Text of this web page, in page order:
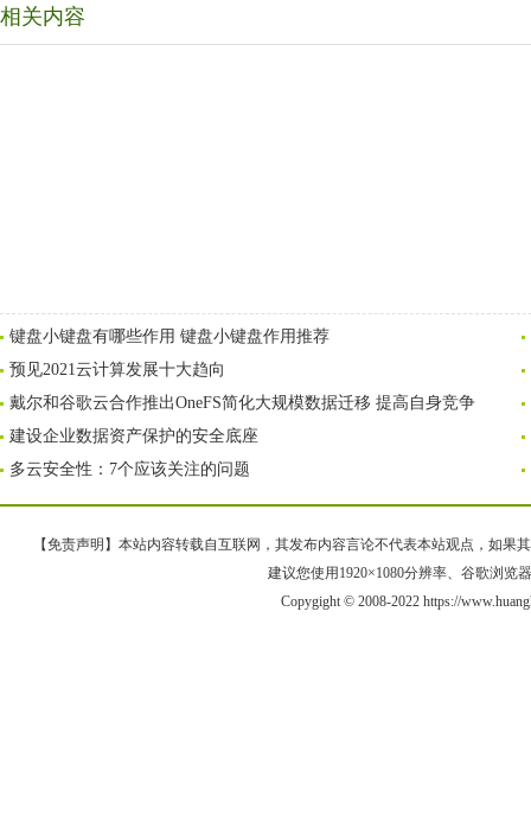
相关内容
键盘小键盘有哪些作用 键盘小键盘作用推荐
预见2021云计算发展十大趋向
戴尔和谷歌云合作推出OneFS简化大规模数据迁移 提高自身竞争
建设企业数据资产保护的安全底座
多云安全性：7个应该关注的问题
【免责声明】本站内容转载自互联网，其发布内容言论不代表本站观点，如果
建议您使用1920×1080分辨率、谷歌浏览
Copygight © 2008-2022 https://